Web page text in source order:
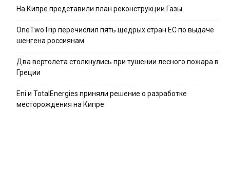
На Кипре представили план реконструкции Газы
OneTwoTrip перечислил пять щедрых стран ЕС по выдаче
шенгена россиянам
Два вертолета столкнулись при тушении лесного пожара в
Греции
Eni и TotalEnergies приняли решение о разработке
месторождения на Кипре